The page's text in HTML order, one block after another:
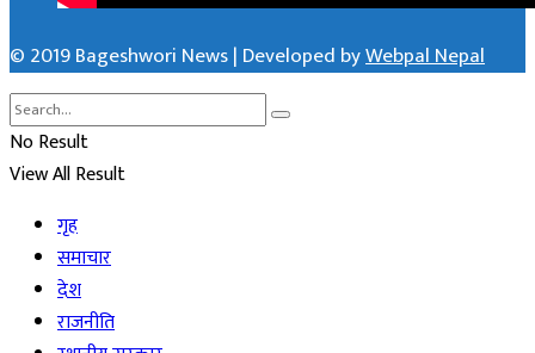
© 2019 Bageshwori News | Developed byWebpal Nepal
No Result
View All Result
गृह
समाचार
देश
राजनीति